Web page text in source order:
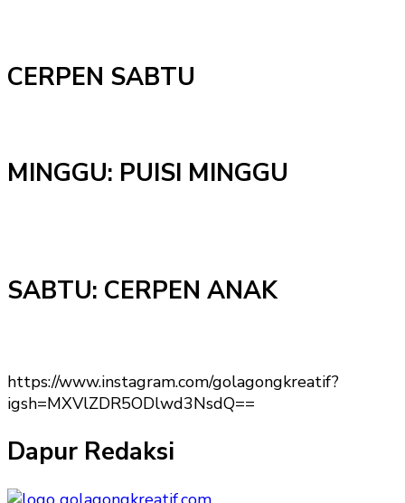
CERPEN SABTU
MINGGU: PUISI MINGGU
SABTU: CERPEN ANAK
https://www.instagram.com/golagongkreatif?
igsh=MXVlZDR5ODlwd3NsdQ==
Dapur Redaksi